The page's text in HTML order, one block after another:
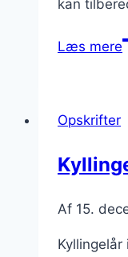
kan
Læs mere
Opskrifter
Af 15.